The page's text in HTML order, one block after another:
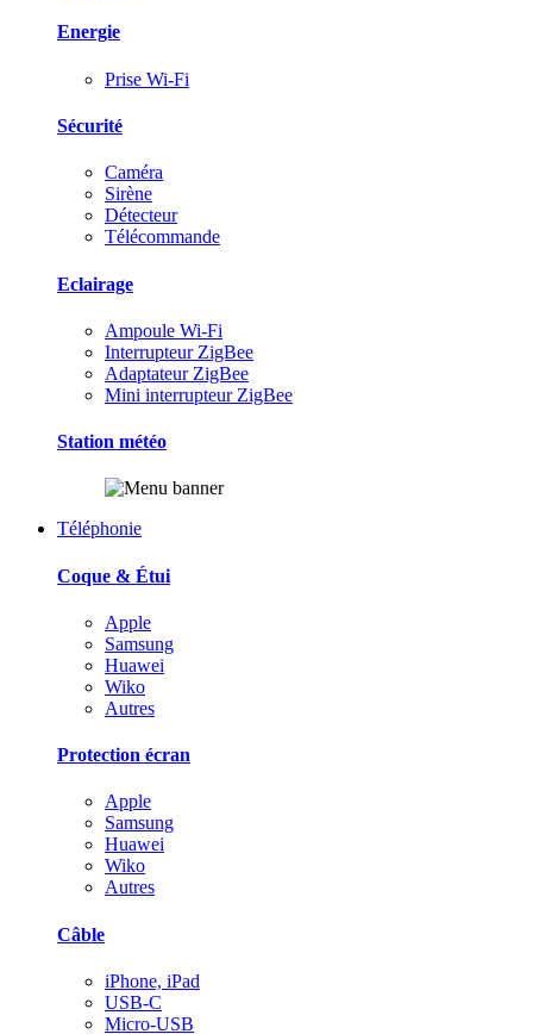
Energie
Prise Wi-Fi
Sécurité
Caméra
Sirène
Détecteur
Télécommande
Eclairage
Ampoule Wi-Fi
Interrupteur ZigBee
Adaptateur ZigBee
Mini interrupteur ZigBee
Station météo
Téléphonie
Coque & Étui
Apple
Samsung
Huawei
Wiko
Autres
Protection écran
Apple
Samsung
Huawei
Wiko
Autres
Câble
iPhone, iPad
USB-C
Micro-USB